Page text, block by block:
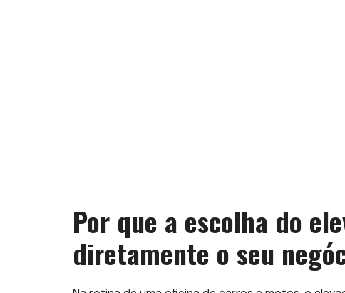
Por que a escolha do
diretamente o seu